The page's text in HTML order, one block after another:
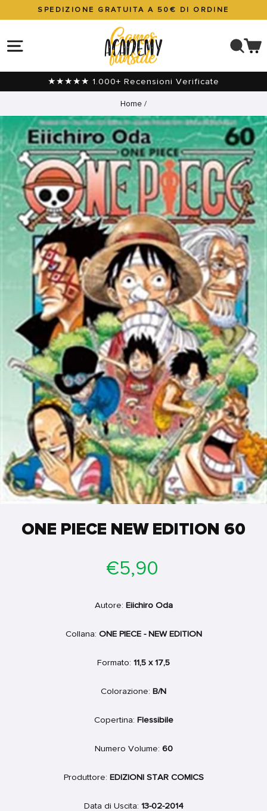
direttamente
contenuti
in
pausa
presentazione
SPEDIZIONE GRATUITA A 50€ DI ORDINE
NAVIGAZIONE DEL SITO
★★★★★ 1.000+ Recensioni Verificate
Home /
ONE PIECE NEW EDITION 60
di
€5,90
Autore: Eiichiro Oda
Collana: ONE PIECE - NEW EDITION
Formato: 11,5 x 17,5
Colorazione: B/N
Copertina: Flessibile
Numero Volume: 60
Produttore: EDIZIONI STAR COMICS
Data di Uscita: 13-02-2014